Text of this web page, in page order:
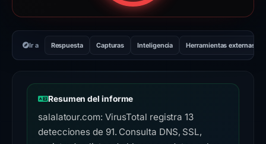
Ir a Respuesta Capturas Inteligencia Herramientas externas
Resumen del informe
salalatour.com: VirusTotal registra 13
detecciones de 91. Consulta DNS, SSL,